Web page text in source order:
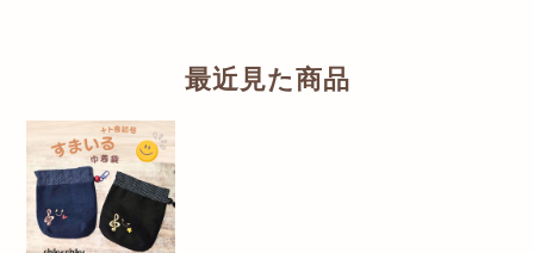
最近見た商品